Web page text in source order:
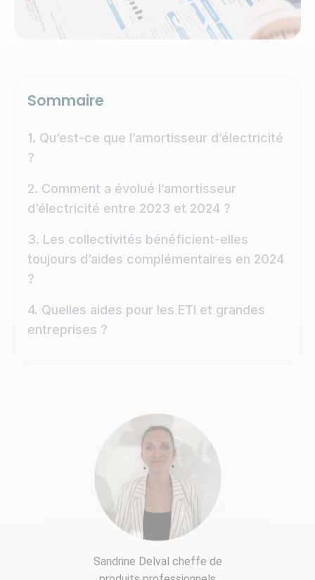
Sommaire
1. Qu’est-ce que l’amortisseur d’électricité
?
2. Comment a évolué l’amortisseur
d’électricité entre 2023 et 2024 ?
3. Les collectivités bénéficient-elles
toujours d’aides complémentaires en 2024
?
4. Quelles aides pour les ETI et grandes
entreprises ?
Sandrine Delval cheffe de